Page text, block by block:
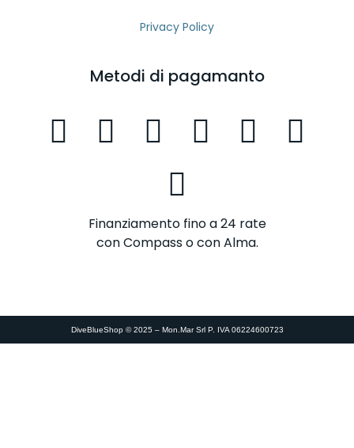
Privacy Policy
Metodi di pagamanto
Finanziamento fino a 24 rate
con Compass o con Alma.
DiveBlueShop © 2025 – Mon.Mar Srl P. IVA 06224600723